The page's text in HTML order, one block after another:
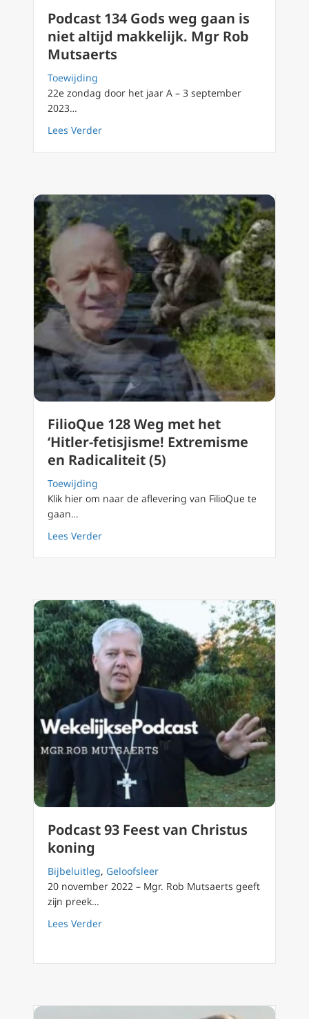
Podcast 134 Gods weg gaan is
niet altijd makkelijk. Mgr Rob
Mutsaerts
Toewijding
22e zondag door het jaar A – 3 september
2023…
Lees Verderabout Podcast 134 Gods weg gaan is niet
FilioQue 128 Weg met het
‘Hitler-fetisjisme! Extremisme
en Radicaliteit (5)
Toewijding
Klik hier om naar de aflevering van FilioQue te
gaan…
Lees Verderabout FilioQue 128 Weg met het ‘Hitler-
Podcast 93 Feest van Christus
koning
Bijbeluitleg, Geloofsleer
20 november 2022 – Mgr. Rob Mutsaerts geeft
zijn preek…
Lees Verderabout Podcast 93 Feest van Christus koning